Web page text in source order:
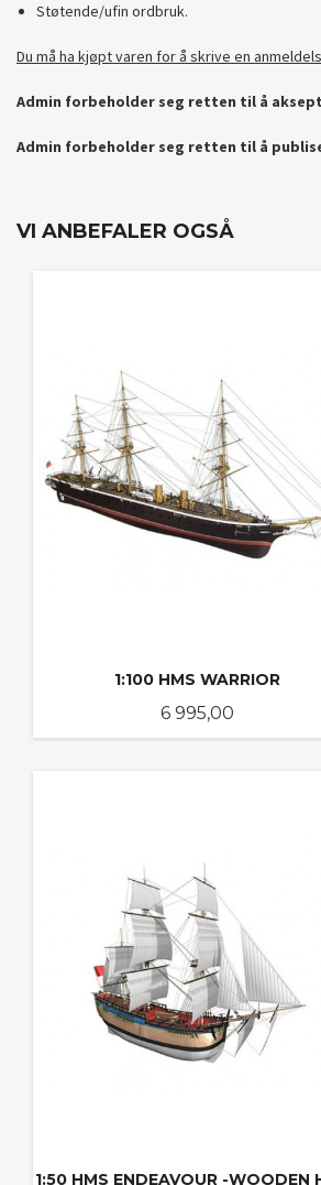
Støtende/ufin ordbruk.
Du må ha kjøpt varen for å skrive en
Admin forbeholder seg retten til å
Admin forbeholder seg retten til å
VI ANBEFALER OGSÅ
1:100 HMS WARRIOR
Pris
6 995,00
1:50 HMS ENDEAVOUR -WOODEN